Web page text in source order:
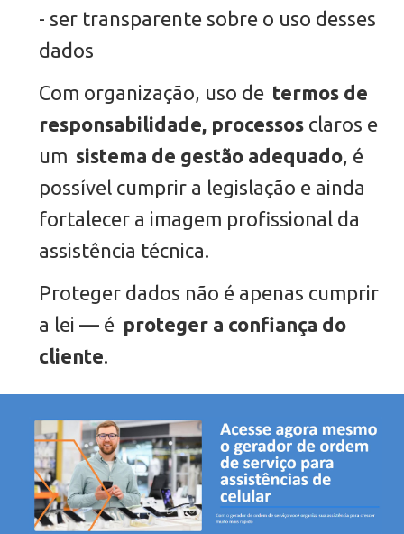
- ser transparente sobre o uso desses
dados
Com organização, uso de termos de
responsabilidade, processosclaros e
um sistema de gestão adequado, é
possível cumprir a legislação e ainda
fortalecer a imagem profissional da
assistência técnica.
Proteger dados não é apenas cumprir
a lei — é proteger a confiança do
cliente.